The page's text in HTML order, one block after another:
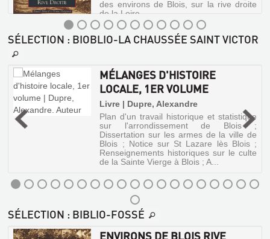
communes
réparties
ses
deux
rives.
Le
présent
ouvrage
évoque
le
fleuve
dans
son
parcours
CANTON
DE
VISAGES
BLOIS
Livre
|
Bugier,
Jacques
|
Ed.
de
Monza,
DE
BLOIS
LOIR-
CHER
Livre
|
Lesueur,
Frédéric
|
A.
et
des environs de Blois, sur la rive droite
de la Loire.
ENVIRONS
BLOIS
RIVE
DROITE
Livre
Sutton,
en
images)
SÉLECTION : BIOBLIO-LA CHAUSSÉE SAINT VICTOR
MÉLANGES D'HISTOIRE
LOCALE, 1ER VOLUME
Livre | Dupre, Alexandre
Plan d'un travail historique et statistique
sur l'arrondissement de Blois ;
Dissertation sur les armes de la ville de
Blois ; Notice sur St Lazare lès Blois ;
Renseignements historiques sur le culte
de la Sainte Vierge à Blois ; A...
SÉLECTION : BIBLIO-FOSSÉ
ENVIRONS DE BLOIS RIVE